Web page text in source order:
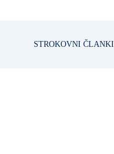
STROKOVNI ČLANKI